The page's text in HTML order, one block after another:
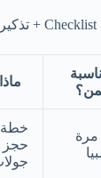
مرة
خطة
حجز